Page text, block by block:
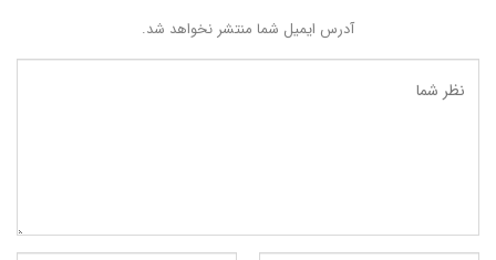
آدرس ایمیل شما منتشر نخواهد شد.